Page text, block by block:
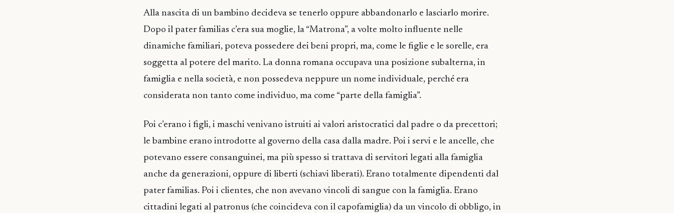
Alla nascita di un bambino decideva se tenerlo oppure abbandonarlo e lasciarlo morire.
Dopo il pater familias c’era sua moglie, la “Matrona”, a volte molto influente nelle
dinamiche familiari, poteva possedere dei beni propri, ma, come le figlie e le sorelle, era
soggetta al potere del marito. La donna romana occupava una posizione subalterna, in
famiglia e nella società, e non possedeva neppure un nome individuale, perché era
considerata non tanto come individuo, ma come “parte della famiglia”.
Poi c’erano i figli, i maschi venivano istruiti ai valori aristocratici dal padre o da precettori;
le bambine erano introdotte al governo della casa dalla madre. Poi i servi e le ancelle, che
potevano essere consanguinei, ma più spesso si trattava di servitori legati alla famiglia
anche da generazioni, oppure di liberti (schiavi liberati). Erano totalmente dipendenti dal
pater familias. Poi i clientes, che non avevano vincoli di sangue con la famiglia. Erano
cittadini legati al patronus (che coincideva con il capofamiglia) da un vincolo di obbligo, in